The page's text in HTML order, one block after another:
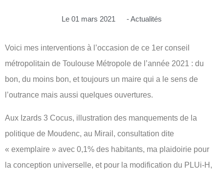
Le 01 mars 2021 -Actualités
Voici mes interventions à l’occasion de ce 1er conseil
métropolitain de Toulouse Métropole de l’année 2021 : du
bon, du moins bon, et toujours un maire qui a le sens de
l’outrance mais aussi quelques ouvertures.
Aux Izards 3 Cocus, illustration des manquements de la
politique de Moudenc, au Mirail, consultation dite
« exemplaire » avec 0,1% des habitants, ma plaidoirie pour
la conception universelle, et pour la modification du PLUi-H,